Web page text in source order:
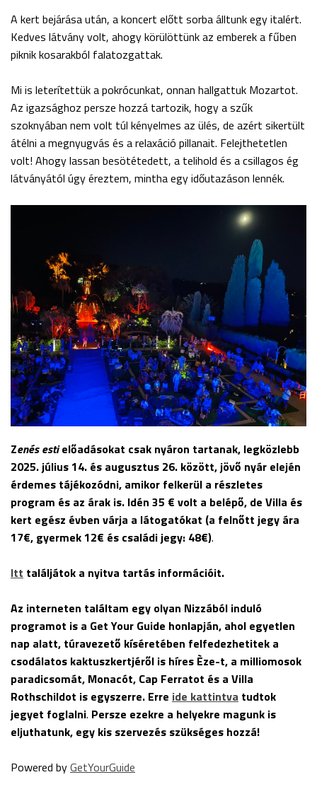
A kert bejárása után, a koncert előtt sorba álltunk egy italért.
Kedves látvány volt, ahogy körülöttünk az emberek a fűben
piknik kosarakból falatozgattak.
Mi is leterítettük a pokrócunkat, onnan hallgattuk Mozartot.
Az igazsághoz persze hozzá tartozik, hogy a szűk
szoknyában nem volt túl kényelmes az ülés, de azért sikertült
átélni a megnyugvás és a relaxáció pillanait. Felejthetetlen
volt! Ahogy lassan besötétedett, a telihold és a csillagos ég
látványától úgy éreztem, mintha egy időutazáson lennék.
Zenés estielőadásokat csak nyáron tartanak, legközlebb
2025. július 14. és augusztus 26. között, jövő nyár elején
érdemes tájékozódni, amikor felkerül a részletes
program és az árak is. Idén 35 € volt a belépő, de Villa és
kert egész évben várja a látogatókat (a felnőtt jegy ára
17€, gyermek 12€ és családi jegy: 48€).
Itt találjátok a nyitva tartás információit.
Az interneten találtam egy olyan Nizzából induló
programot is a Get Your Guide honlapján, ahol egyetlen
nap alatt, túravezető kíséretében felfedezhetitek a
csodálatos kaktuszkertjéről is híres Èze-t, a milliomosok
paradicsomát, Monacót, Cap Ferratot és a Villa
Rothschildot is egyszerre. Erre ide kattintva tudtok
jegyet foglalni. Persze ezekre a helyekre magunk is
eljuthatunk, egy kis szervezés szükséges hozzá!
Powered byGetYourGuide